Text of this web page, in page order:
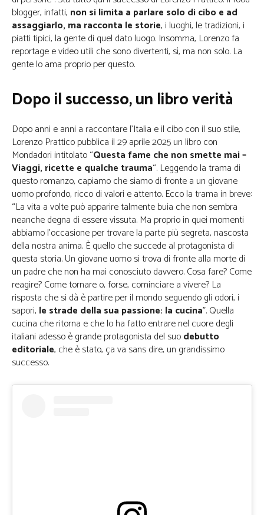
blogger, infatti, non si limita a parlare solo di cibo e ad
assaggiarlo, ma racconta le storie, i luoghi, le tradizioni, i
piatti tipici, la gente di quel dato luogo. Insomma, Lorenzo fa
reportage e video utili che sono divertenti, sì, ma non solo. La
gente lo ama proprio per questo.
Dopo il successo, un libro verità
Dopo anni e anni a raccontare l’Italia e il cibo con il suo stile,
Lorenzo Prattico pubblica il 29 aprile 2025 un libro con
Mondadori intitolato “Questa fame che non smette mai –
Viaggi, ricette e qualche trauma“. Leggendo la trama di
questo romanzo, capiamo che siamo di fronte a un giovane
uomo profondo, ricco di valori e attento. Ecco la trama in breve:
“La vita a volte può apparire talmente buia che non sembra
neanche degna di essere vissuta. Ma proprio in quei momenti
abbiamo l’occasione per trovare la parte più segreta, nascosta
della nostra anima. È quello che succede al protagonista di
questa storia. Un giovane uomo si trova di fronte alla morte di
un padre che non ha mai conosciuto davvero. Cosa fare? Come
reagire? Come tornare o, forse, cominciare a vivere? La
risposta che si dà è partire per il mondo seguendo gli odori, i
sapori, le strade della sua passione: la cucina”. Quella
cucina che ritorna e che lo ha fatto entrare nel cuore degli
italiani adesso è grande protagonista del suodebutto
editoriale, che è stato, ça va sans dire, un grandissimo
successo.